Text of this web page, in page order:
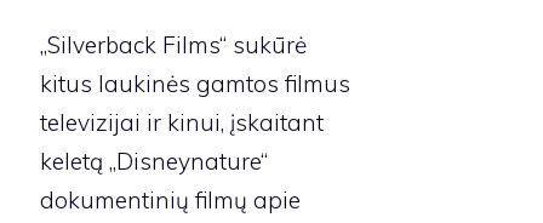
„Silverback Films“ sukūrė
kitus laukinės gamtos filmus
televizijai ir kinui, įskaitant
keletą „Disneynature“
dokumentinių filmų apie